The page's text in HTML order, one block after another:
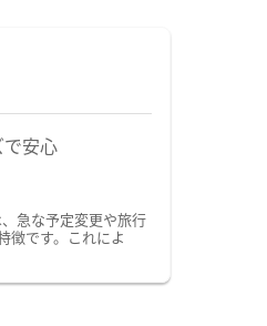
安心
急な予定変更や旅行
徴です。これによ